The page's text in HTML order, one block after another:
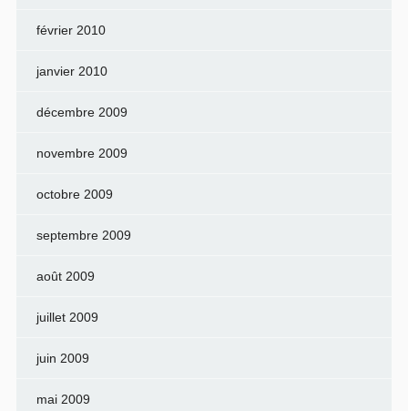
février 2010
janvier 2010
décembre 2009
novembre 2009
octobre 2009
septembre 2009
août 2009
juillet 2009
juin 2009
mai 2009